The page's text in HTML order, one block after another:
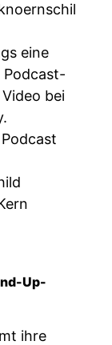
eine
Podcast-
bei
Up-
ihre